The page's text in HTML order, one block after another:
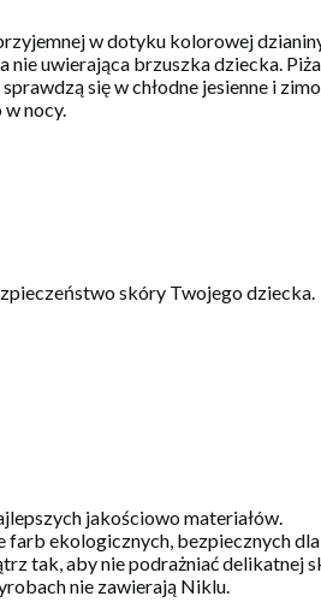
w dotyku kolorowej
nie uwierająca brzuszka dziecka.
się w chłodne jesienne i
nocy.
skóry Twojego dziecka.
jakościowo materiałów.
ekologicznych, bezpiecznych
tak, aby nie podrażniać delikatnej
nie zawierają Niklu.